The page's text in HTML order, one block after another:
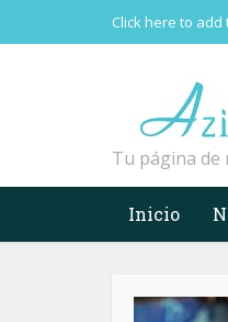
Click here to
Tu página de
Inicio